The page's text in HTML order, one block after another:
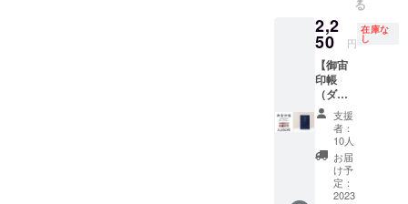
集まっ
た時に
宇宙を
楽しむ
ことが
できる
「人工
衛星か
た」、
いつも
の場所
がプラ
ルー）
の２冊
セット
と、オ
リジナ
ルス
テッ
カー、
人工衛
星かる
た、天
井プラ
ネタリ
イブ
ルー）
ｘ各1冊
+オリジ
ナルス
テッ
カーx1
枚+人工
衛星か
るたx1
セット
+オンラ
インプ
る
2,2
50 円
在庫な
し
【御宙
印帳
（ダー
クブ
ルー）
・早期
割引数
量限
定】
『御宙
支援
者：
10人
お届
け予
定：
2023